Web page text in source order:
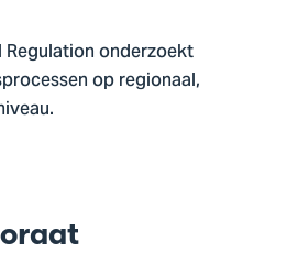
onderzoekt
op regionaal,